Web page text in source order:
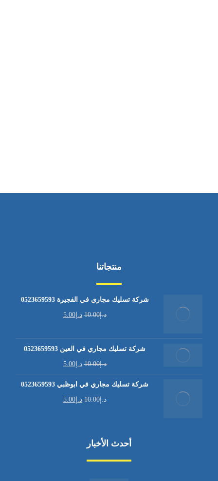
منتجاتنا
شركة تسليك مجاري في الفجيرة 0523659593
د.إ10.00 د.إ5.00
شركة تسليك مجاري في العين 0523659593
د.إ10.00 د.إ5.00
شركة تسليك مجاري في ابوظبي 0523659593
د.إ10.00 د.إ5.00
أحدث الأخبار